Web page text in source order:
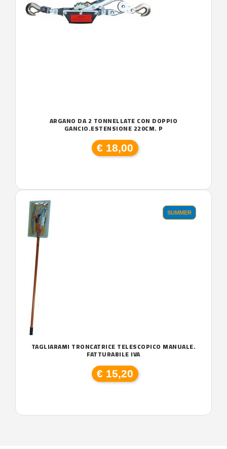
ARGANO DA 2 TONNELLATE CON DOPPIO
GANCIO.ESTENSIONE 220CM. P
€ 18,00
SUMMER
TAGLIARAMI TRONCATRICE TELESCOPICO MANUALE.
FATTURABILE IVA
€ 15,20